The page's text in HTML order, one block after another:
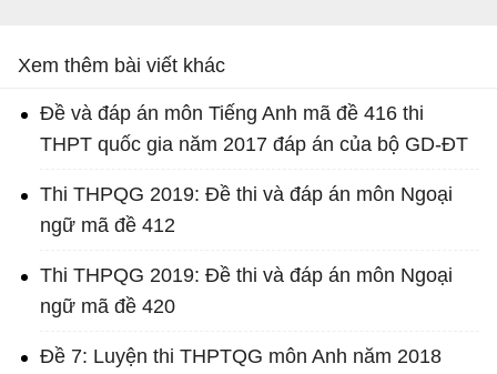
Xem thêm bài viết khác
Đề và đáp án môn Tiếng Anh mã đề 416 thi
THPT quốc gia năm 2017 đáp án của bộ GD-ĐT
Thi THPQG 2019: Đề thi và đáp án môn Ngoại
ngữ mã đề 412
Thi THPQG 2019: Đề thi và đáp án môn Ngoại
ngữ mã đề 420
Đề 7: Luyện thi THPTQG môn Anh năm 2018